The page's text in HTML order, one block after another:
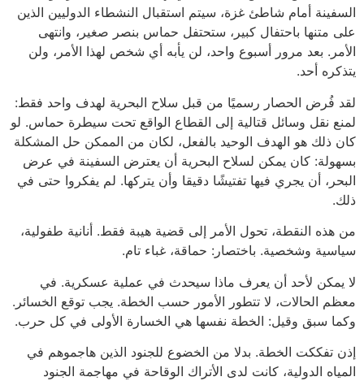
السفينة أمام شاطئ غزة، سيتم استقبال النشطاء الدوليين الذين
على متنها باحتفال كبير، ستحتفل حماس بنصر صغير، وانتهى
الأمر. بعد مرور أسبوع واحد، لن يأبه أي شخص لهذا الأمر، ولن
يتذكره أحد.
لقد فُرض الحصار رسميًا من قبل سلاح البحرية لهدف واحد فقط:
لمنع نقل وسائل قتالية إلى القطاع الواقع تحت سيطرة حماس. لو
كان ذلك هو الهدف الوحيد بالفعل، لكان من الممكن حل المشكلة
بسهولة: كان يمكن لسلاح البحرية أن يعترض السفينة في عرض
البحر، أن يجري فيها تفتيشًا دقيقا وأن يتركها. لم يفكروا حتى في
ذلك.
من هذه النقطة، تحول الأمر إلى قضية هيبة فقط. أنانية طفولية،
سياسية وشخصية. باختصار: حماقة، غباء تام.
لا يمكن لأحد أن يعرف ماذا سيحدث في عملية عسكرية. في
معظم الحالات، لا تتطور الأمور حسب الخطة. يجب توقع الخسائر.
وكما سبق وقيل: الخطة نفسها هي الخسارة الأولى في كل حرب.
إذن تفككت الخطة. بدلا من الخضوع للجنود الذين هاجموهم في
المياه الدولية، كانت لدى الأتراك الوقاحة في مهاجمة الجنود